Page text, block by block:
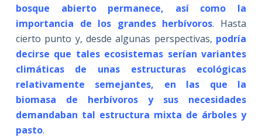
bosque abierto permanece, así como la
importancia de los grandes herbívoros. Hasta
cierto punto y, desde algunas perspectivas, podría
decirse que tales ecosistemas serían variantes
climáticas de unas estructuras ecológicas
relativamente semejantes, en las que la
biomasa de herbívoros y sus necesidades
demandaban tal estructura mixta de árboles y
pasto.